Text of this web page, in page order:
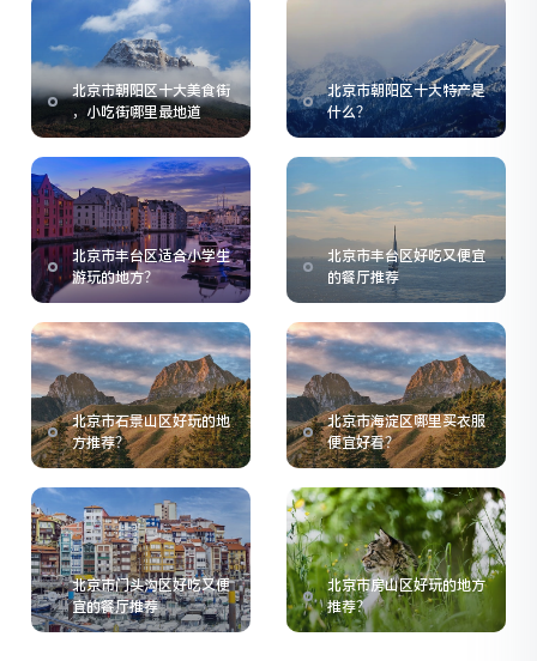
北京市朝阳区十大美食街
，小吃街哪里最地道
北京市朝阳区十大特产是
什么？
北京市丰台区适合小学生
游玩的地方？
北京市丰台区好吃又便宜
的餐厅推荐
北京市石景山区好玩的地
方推荐？
北京市海淀区哪里买衣服
便宜好看？
北京市门头沟区好吃又便
宜的餐厅推荐
北京市房山区好玩的地方
推荐？